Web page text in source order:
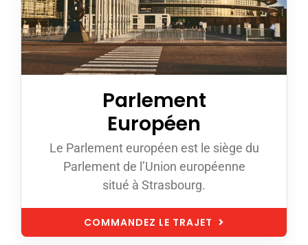
Parlement
Européen
Le Parlement européen est le siège du
Parlement de l’Union européenne
situé à Strasbourg.
COMMANDEZ LE TRAJET